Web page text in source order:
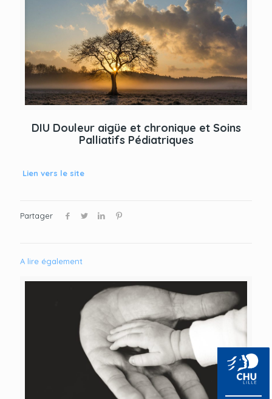
DIU Douleur aigüe et chronique et Soins
Palliatifs Pédiatriques
Lien vers le site
Partager
A lire également